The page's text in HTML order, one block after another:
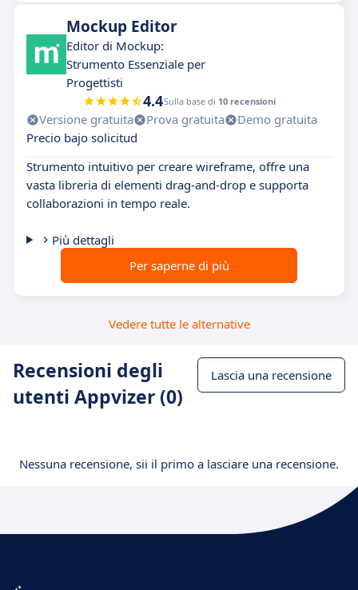
Mockup Editor
Editor di Mockup:
Strumento Essenziale per
Progettisti
4.4Sulla base di 10 recensioni
Versione gratuita Prova gratuita
Demo gratuita
Precio bajo solicitud
Strumento intuitivo per creare wireframe, offre una
vasta libreria di elementi drag-and-drop e supporta
collaborazioni in tempo reale.
Più dettagli
Per saperne di più
Vedere tutte le alternative
Recensioni degli
utenti Appvizer (0)
Lascia una recensione
Nessuna recensione, sii il primo a lasciare una recensione.